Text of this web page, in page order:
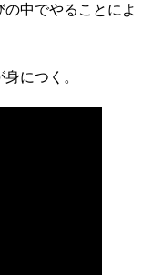
中でやることによ
につく。